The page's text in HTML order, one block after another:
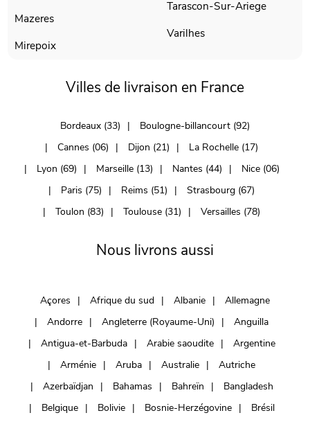
Mazeres
Mirepoix
Tarascon-Sur-Ariege
Varilhes
Villes de livraison en France
Bordeaux (33)
Boulogne-billancourt (92)
Cannes (06)
Dijon (21)
La Rochelle (17)
Lyon (69)
Marseille (13) Nantes (44)
Nice (06)
Paris (75)
Reims (51)
Strasbourg (67)
Toulon (83)
Toulouse (31) Versailles (78)
Nous livrons aussi
Açores Afrique du sud Albanie
Allemagne
Andorre
Angleterre (Royaume-Uni)
Anguilla
Antigua-et-Barbuda
Arabie saoudite
Argentine
Arménie
Aruba Australie
Autriche
Azerbaïdjan
Bahamas Bahreïn
Bangladesh
Belgique
Bolivie Bosnie-Herzégovine
Brésil